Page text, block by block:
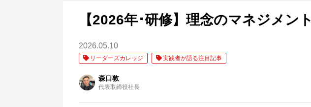
【2026年･研修】理念のマネジメント
2026.05.10
リーダーズカレッジ 実践者が語る注目記事
森口敦
代表取締役社長